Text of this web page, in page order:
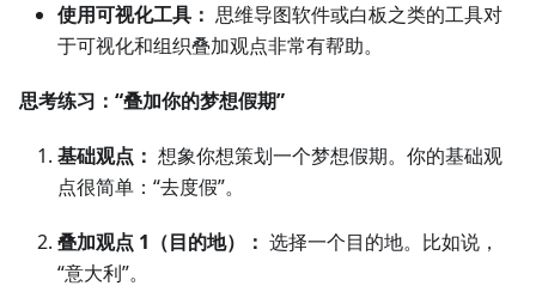
使用可视化工具： 思维导图软件或白板之类的工具对
于可视化和组织叠加观点非常有帮助。
思考练习：“叠加你的梦想假期”
基础观点： 想象你想策划一个梦想假期。你的基础观
点很简单：“去度假”。
叠加观点 1（目的地）： 选择一个目的地。比如说，
“意大利”。